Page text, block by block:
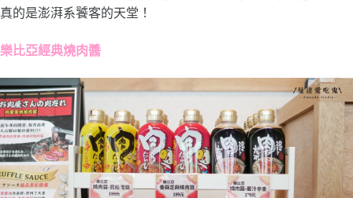
真的是澎湃系饕客的天堂！
樂比亞經典燒肉醬